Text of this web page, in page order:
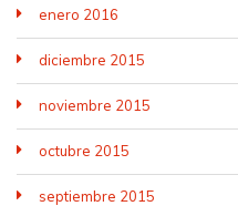
enero 2016
diciembre 2015
noviembre 2015
octubre 2015
septiembre 2015